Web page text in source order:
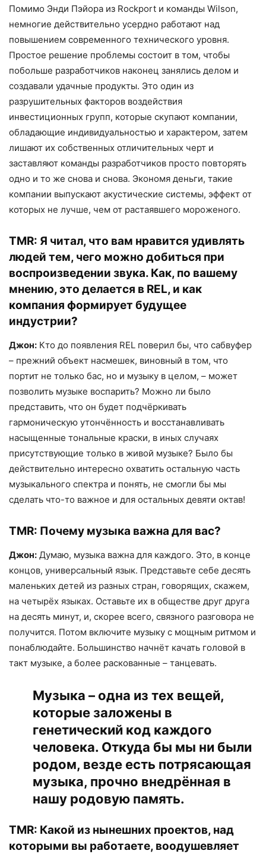
Помимо Энди Пэйора из Rockport и команды Wilson,
немногие действительно усердно работают над
повышением современного технического уровня.
Простое решение проблемы состоит в том, чтобы
побольше разработчиков наконец занялись делом и
создавали удачные продукты. Это один из
разрушительных факторов воздействия
инвестиционных групп, которые скупают компании,
обладающие индивидуальностью и характером, затем
лишают их собственных отличительных черт и
заставляют команды разработчиков просто повторять
одно и то же снова и снова. Экономя деньги, такие
компании выпускают акустические системы, эффект от
которых не лучше, чем от растаявшего мороженого.
TMR: Я читал, что вам нравится удивлять
людей тем, чего можно добиться при
воспроизведении звука. Как, по вашему
мнению, это делается в REL, и как
компания формирует будущее
индустрии?
Джон: Кто до появления REL поверил бы, что сабвуфер
– прежний объект насмешек, виновный в том, что
портит не только бас, но и музыку в целом, – может
позволить музыке воспарить? Можно ли было
представить, что он будет подчёркивать
гармоническую утончённость и восстанавливать
насыщенные тональные краски, в иных случаях
присутствующие только в живой музыке? Было бы
действительно интересно охватить остальную часть
музыкального спектра и понять, не смогли бы мы
сделать что-то важное и для остальных девяти октав!
TMR: Почему музыка важна для вас?
Джон: Думаю, музыка важна для каждого. Это, в конце
концов, универсальный язык. Представьте себе десять
маленьких детей из разных стран, говорящих, скажем,
на четырёх языках. Оставьте их в обществе друг друга
на десять минут, и, скорее всего, связного разговора не
получится. Потом включите музыку с мощным ритмом и
понаблюдайте. Большинство начнёт качать головой в
такт музыке, а более раскованные – танцевать.
Музыка – одна из тех вещей,
которые заложены в
генетический код каждого
человека. Откуда бы мы ни были
родом, везде есть потрясающая
музыка, прочно внедрённая в
нашу родовую память.
TMR: Какой из нынешних проектов, над
которыми вы работаете, воодушевляет